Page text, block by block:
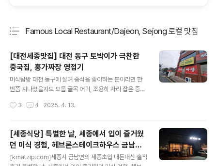
Famous Local Restaurant/Dajeon, Sejong 로컬 맛집
[대전세종맛집] 대전 동구 토박이가 극찬한
중국집, 홍가짜장 영접기
미식탐방 대전 동구에 살며 중식을 좋아하는 분이라면 한
번쯤 지나쳤을지도 모를 골목 어귀, 조용히 자리 잡은 중식
은 없지만, 이곳의 진짜 매력은 오직 ‘맛’ 하나로 승부하는
찬 음식점이었죠. 지인이 어릴 적부터 이곳을 자주 찾았던
단골인데요, 최근 다시 찾은 홍가짜장은 여전히 변함없는
그 맛이 변함이 없다고 합니다. 하지만 놀라운것은, 짜장면
이 9000원인 시기에, 4000원이라는 사실. 몇 년전에는
3 4 2025. 4. 13.
[세종식당] 특별한 날, 세종에서 입이 즐거웠
던 미식 경험, 헤브론스테이크하우스 금남점
솔직후기
[kmatzip.com]세종시 금남면의 세종초입 내돈내산 솔직